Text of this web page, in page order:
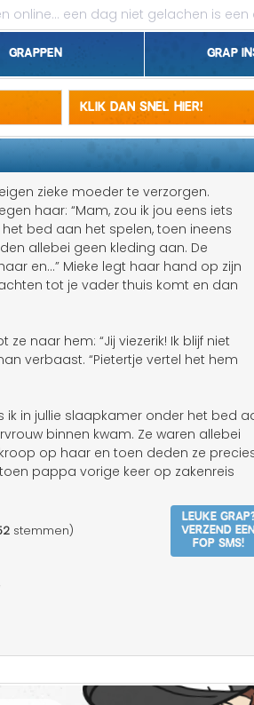
online... een dag niet gelachen is
Grappen
grappen
grappen
grappen
grappen
grappen
grappen
grappen
Grap
Klik dan snel hier!
zieke moeder te verzorgen.
haar: “Mam, zou ik jou eens iets
bed aan het spelen, toen ineens
allebei geen kleding aan. De
en...” Mieke legt haar hand op zijn
tot je vader thuis komt en dan
naar hem: “Jij viezerik! Ik blijf niet
verbaast. “Pietertje vertel het hem
ik in jullie slaapkamer onder het bed
binnen kwam. Ze waren allebei
op haar en toen deden ze
pappa vorige keer op zakenreis
stemmen)
Leuke
Verzend
fop SMS!